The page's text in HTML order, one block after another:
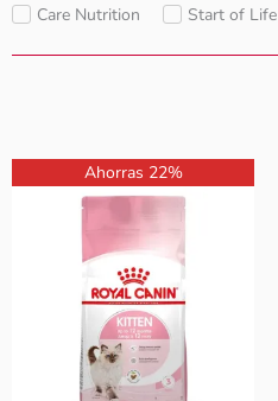
Care Nutrition
Start of Life
Ahorras 22%
Rango
de
precios:
desde
S/31.00
hasta
S/128.00
Este
producto
tiene
múltiples
variantes.
Las
opciones
se
pueden